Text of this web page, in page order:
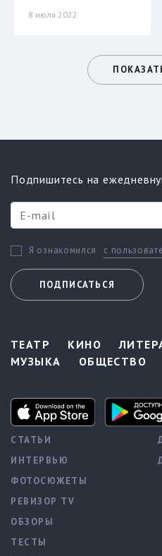
8 июля 2022
Подпишитесь на
Я ознакомился с
ПОДПИСАТЬСЯ
ТЕАТР КИНО
МУЗЫКА
ОБЩЕСТВО
СТАТЬИ
ИНТЕРВЬЮ
ФОТОСЮЖЕТЫ
РЕВИЗОР TV
ОБЗОРЫ
ТЕСТЫ